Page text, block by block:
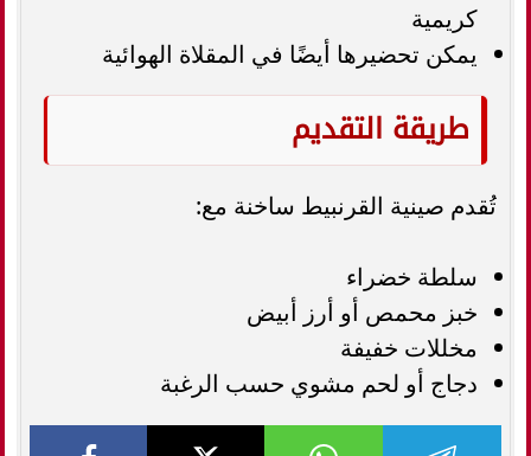
كريمية
يمكن تحضيرها أيضًا في المقلاة الهوائية
طريقة التقديم
تُقدم صينية القرنبيط ساخنة مع:
سلطة خضراء
خبز محمص أو أرز أبيض
مخللات خفيفة
دجاج أو لحم مشوي حسب الرغبة